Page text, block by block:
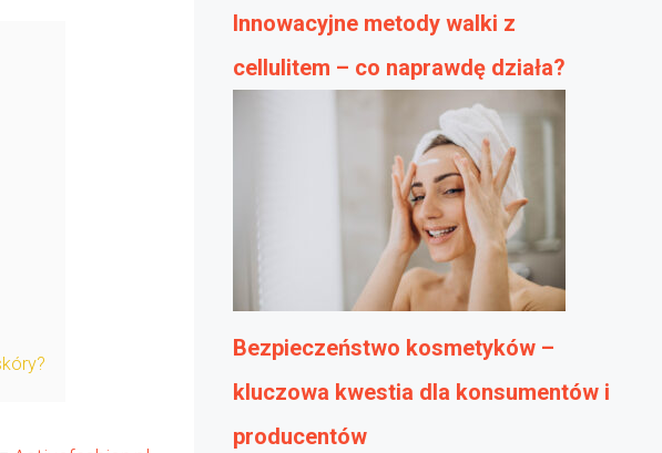
Innowacyjne metody walki z
cellulitem – co naprawdę działa?
Bezpieczeństwo kosmetyków –
kluczowa kwestia dla konsumentów i
producentów